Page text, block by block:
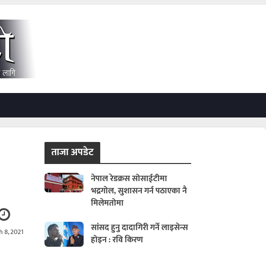
8, 2021
ताजा अपडेट
नेपाल रेडक्रस सोसाईटीमा
भद्रगोल, सुशासन गर्न पठाएका नै
मिलेमतोमा
सांसद हुनु दादागिरी गर्ने लाइसेन्स
होइन : रवि किरण